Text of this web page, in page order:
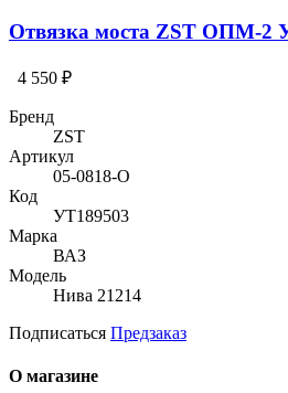
Отвязка моста ZST ОПМ-2
4 550 ₽
Бренд
ZST
Артикул
05-0818-O
Код
УТ189503
Марка
ВАЗ
Модель
Нива 21214
Подписаться Предзаказ
О магазине